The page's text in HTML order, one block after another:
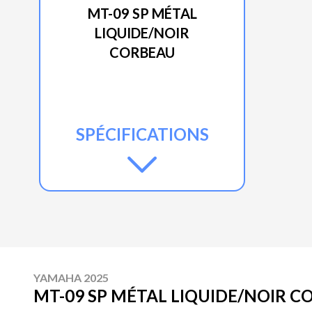
MT-09 SP MÉTAL
LIQUIDE/NOIR
CORBEAU
SPÉCIFICATIONS
YAMAHA 2025
MT-09 SP MÉTAL LIQUIDE/NOIR